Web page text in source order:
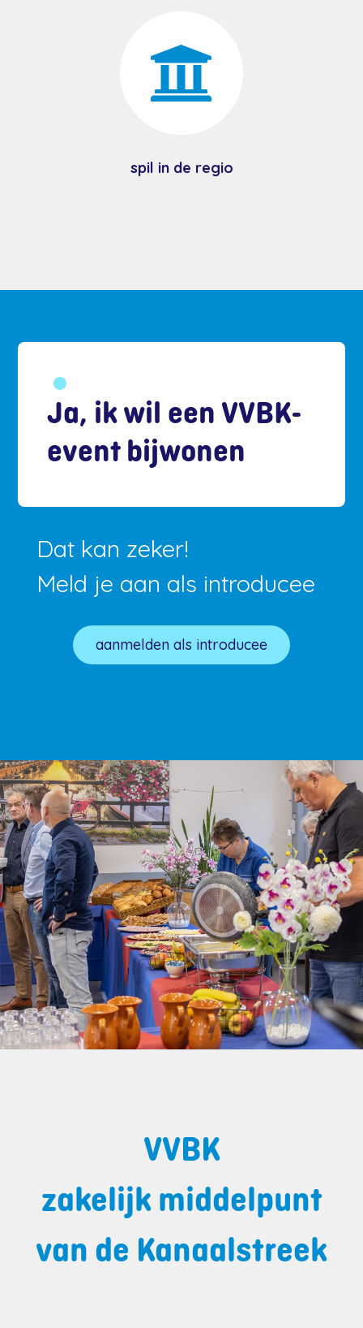

spil in de regio
Ja, ik wil een VVBK-
event bijwonen
Dat kan zeker!
Meld je aan als introducee
aanmelden als introducee
VVBK
zakelijk middelpunt
van de Kanaalstreek